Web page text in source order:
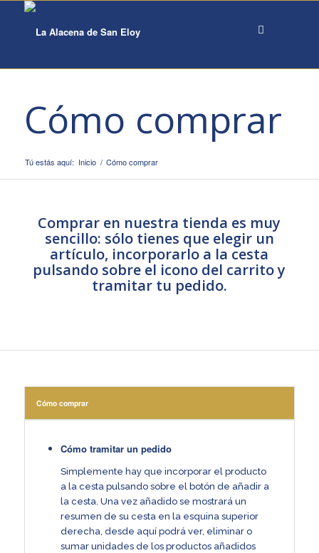
Cómo comprar
Tú estás aquí: Inicio / Cómo comprar
Comprar en nuestra tienda es muy
sencillo: sólo tienes que elegir un
artículo, incorporarlo a la cesta
pulsando sobre el icono del carrito y
tramitar tu pedido.
Cómo comprar
Cómo tramitar un pedido
Simplemente hay que incorporar el producto
a la cesta pulsando sobre el botón de añadir a
la cesta. Una vez añadido se mostrará un
resumen de su cesta en la esquina superior
derecha, desde aquí podrá ver, eliminar o
sumar unidades de los productos añadidos